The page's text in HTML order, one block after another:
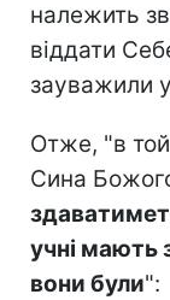
належить
віддати
зауважили
Отже, "в
Сина
учні мають
вони були":